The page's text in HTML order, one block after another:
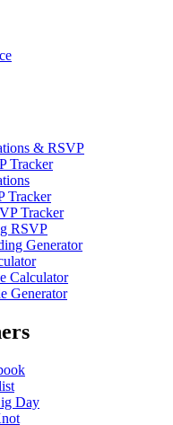
& RSVP
Tracker
Tracker
Tracker
RSVP
Generator
Calculator
Generator
Day